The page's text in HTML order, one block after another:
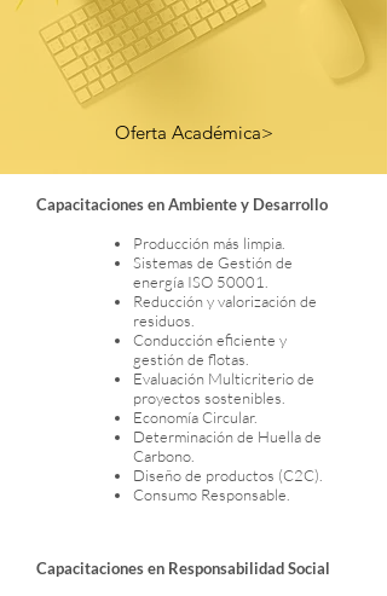
Oferta Académica>
Capacitaciones en Ambiente y Desarrollo
Producción más limpia.
Sistemas de Gestión de
energía ISO 50001.
Reducción y valorización de
residuos.
Conducción eficiente y
gestión de flotas.
Evaluación Multicriterio de
proyectos sostenibles.
Economía Circular.
Determinación de Huella de
Carbono.
Diseño de productos (C2C).
Consumo Responsable.
Capacitaciones en Responsabilidad Social